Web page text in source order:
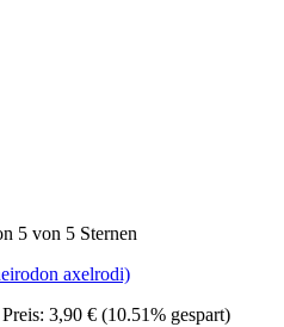
5 von 5 Sternen
axelrodi)
3,90 € (10.51% gespart)